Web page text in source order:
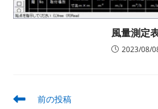
風量測定
2023/08/
そ
前の投稿